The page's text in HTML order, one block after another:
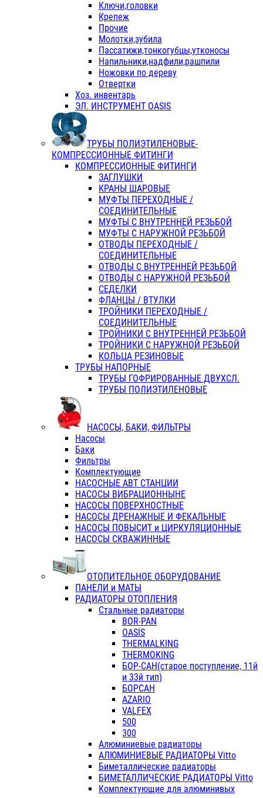
Ключи,головки
Крепеж
Прочие
Молотки,зубила
Пассатижи,тонкогубцы,утконосы
Напильники,надфили,рашпили
Ножовки по дереву
Отвертки
Хоз. инвентарь
ЭЛ. ИНСТРУМЕНТ OASIS
ТРУБЫ ПОЛИЭТИЛЕНОВЫЕ-
КОМПРЕССИОННЫЕ ФИТИНГИ
КОМПРЕССИОННЫЕ ФИТИНГИ
ЗАГЛУШКИ
КРАНЫ ШАРОВЫЕ
МУФТЫ ПЕРЕХОДНЫЕ /
СОЕДИНИТЕЛЬНЫЕ
МУФТЫ С ВНУТРЕННЕЙ РЕЗЬБОЙ
МУФТЫ С НАРУЖНОЙ РЕЗЬБОЙ
ОТВОДЫ ПЕРЕХОДНЫЕ /
СОЕДИНИТЕЛЬНЫЕ
ОТВОДЫ С ВНУТРЕННЕЙ РЕЗЬБОЙ
ОТВОДЫ С НАРУЖНОЙ РЕЗЬБОЙ
СЕДЕЛКИ
ФЛАНЦЫ / ВТУЛКИ
ТРОЙНИКИ ПЕРЕХОДНЫЕ /
СОЕДИНИТЕЛЬНЫЕ
ТРОЙНИКИ С ВНУТРЕННЕЙ РЕЗЬБОЙ
ТРОЙНИКИ С НАРУЖНОЙ РЕЗЬБОЙ
КОЛЬЦА РЕЗИНОВЫЕ
ТРУБЫ НАПОРНЫЕ
ТРУБЫ ГОФРИРОВАННЫЕ ДВУХСЛ.
ТРУБЫ ПОЛИЭТИЛЕНОВЫЕ
НАСОСЫ, БАКИ, ФИЛЬТРЫ
Насосы
Баки
Фильтры
Комплектующие
НАСОСНЫЕ АВТ СТАНЦИИ
НАСОСЫ ВИБРАЦИОННЫНЕ
НАСОСЫ ПОВЕРХНОСТНЫЕ
НАСОСЫ ДРЕНАЖНЫЕ И ФЕКАЛЬНЫЕ
НАСОСЫ ПОВЫСИТ и ЦИРКУЛЯЦИОННЫЕ
НАСОСЫ СКВАЖИННЫЕ
ОТОПИТЕЛЬНОЕ ОБОРУДОВАНИЕ
ПАНЕЛИ и МАТЫ
РАДИАТОРЫ ОТОПЛЕНИЯ
Стальные радиаторы
BOR-PAN
OASIS
THERMALKING
THERMOKING
БОР-САН(старое поступление, 11й
и 33й тип)
БОРСАН
AZARIO
VALFEX
500
300
Алюминиевые радиаторы
АЛЮМИНИЕВЫЕ РАДИАТОРЫ Vitto
Биметаллические радиаторы
БИМЕТАЛЛИЧЕСКИЕ РАДИАТОРЫ Vitto
Комплектующие для алюминивых